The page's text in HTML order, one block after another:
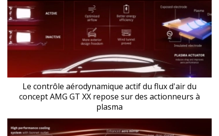
Le contrôle aérodynamique actif du flux d'air du
concept AMG GT XX repose sur des actionneurs à
plasma